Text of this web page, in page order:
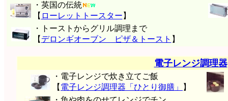
・英国の伝統
【 ローレットトースター 】
・トーストからグリル調理まで
【 デロンギオーブン ピザ＆トースト 】
電子レンジ調理器
・電子レンジで炊き立てご飯
【 電子レンジ調理器「ひとり御膳」 】